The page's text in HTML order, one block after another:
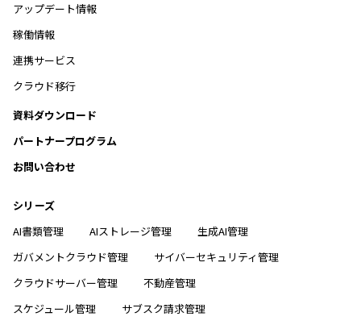
アップデート情報
稼働情報
連携サービス
クラウド移行
資料ダウンロード
パートナープログラム
お問い合わせ
シリーズ
AI書類管理
AIストレージ管理
生成AI管理
ガバメントクラウド管理
サイバーセキュリティ管理
クラウドサーバー管理
不動産管理
スケジュール管理
サブスク請求管理